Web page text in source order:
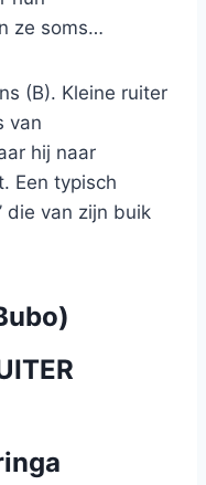
ze soms…
(B). Kleine ruiter
van
hij naar
Een typisch
die van zijn buik